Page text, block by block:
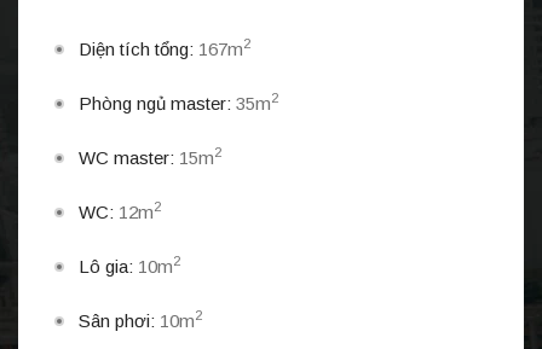
Diện tích tổng: 167m2
Phòng ngủ master: 35m2
WC master: 15m2
WC: 12m2
Lô gia: 10m2
Sân phơi: 10m2